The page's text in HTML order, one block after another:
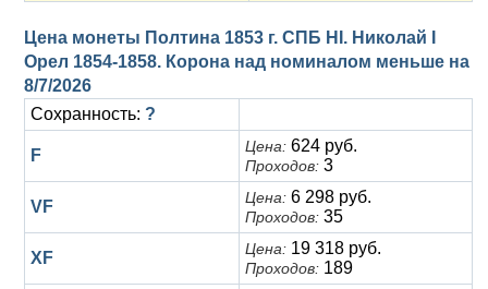
Цена монеты Полтина 1853 г. СПБ HI. Николай I
Орел 1854-1858. Корона над номиналом меньше на
8/7/2026
Сохранность: ?
F Цена: 624 руб.
Проходов: 3
VF Цена: 6 298 руб.
Проходов: 35
XF Цена: 19 318 руб.
Проходов: 189